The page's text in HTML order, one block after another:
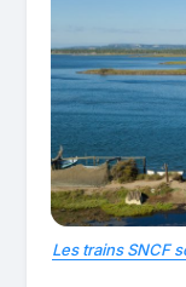
Les trains SNCF